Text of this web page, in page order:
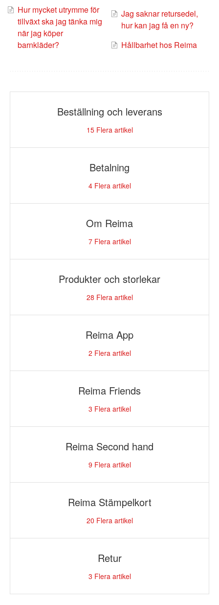
Hur mycket utrymme för
tillväxt ska jag tänka mig
när jag köper
barnkläder?
Jag saknar retursedel,
hur kan jag få en ny?
Hållbarhet hos Reima
Beställning och leverans
15Flera artikel
Betalning
4Flera artikel
Om Reima
7Flera artikel
Produkter och storlekar
28 Flera artikel
Reima App
2 Flera artikel
Reima Friends
3 Flera artikel
Reima Second hand
9 Flera artikel
Reima Stämpelkort
20 Flera artikel
Retur
3 Flera artikel